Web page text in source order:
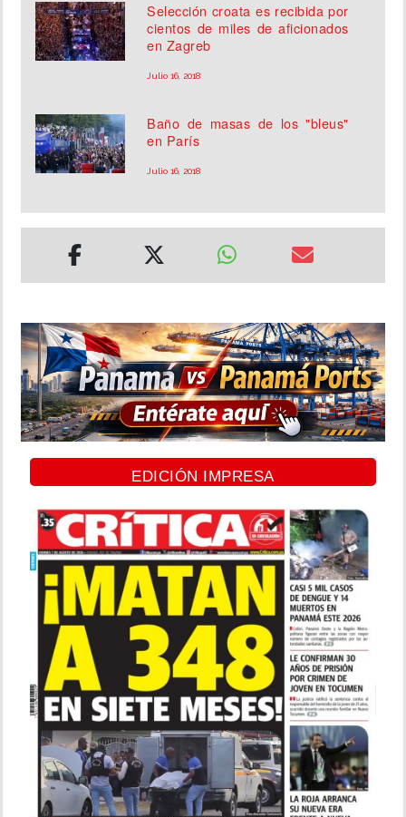
Selección croata es recibida por
cientos de miles de aficionados
en Zagreb
Julio 16, 2018
Baño de masas de los "bleus"
en París
Julio 16, 2018
EDICIÓN IMPRESA